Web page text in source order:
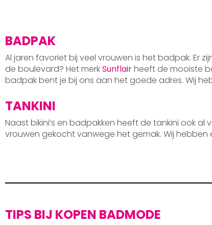
BADPAK
Al jaren favoriet bij veel vrouwen is het badpak. Er
de boulevard? Het merkSunflairheeft de mooiste
badpak bent je bij ons aan het goede adres. Wij
TANKINI
Naast bikini’s en badpakken heeft de tankini ook
vrouwen gekocht vanwege het gemak. Wij
TIPS BIJ KOPEN BADMODE